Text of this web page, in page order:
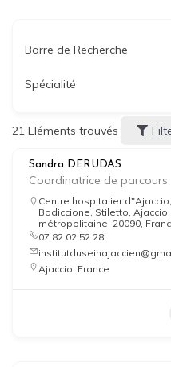
Barre de Recherche
Spécialité
21 Eléments trouvés
Sandra DERUDAS
Coordinatrice de parcours
Centre hospitalier
Bodiccione, Stiletto,
métropolitaine, 20090,
07 82 02 52 28
Ajaccio France